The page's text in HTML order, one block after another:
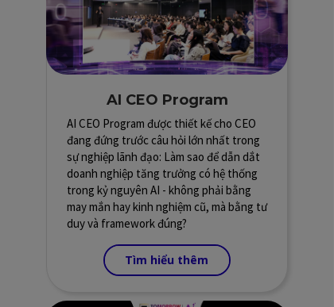
AI CEO Program được thiết kế cho CEO
đang đứng trước câu hỏi lớn nhất trong
sự nghiệp lãnh đạo: Làm sao để dẫn dắt
doanh nghiệp tăng trưởng có hệ thống
trong kỷ nguyên AI - không phải bằng
may mắn hay kinh nghiệm cũ, mà bằng tư
duy và framework đúng?
AI CEO Program
Tìm hiểu thêm